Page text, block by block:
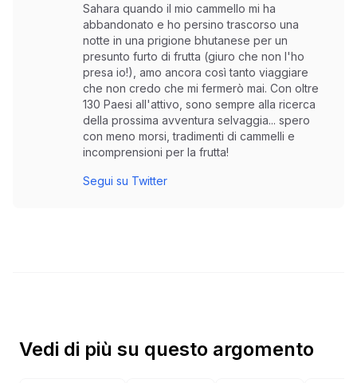
Sahara quando il mio cammello mi ha
abbandonato e ho persino trascorso una
notte in una prigione bhutanese per un
presunto furto di frutta (giuro che non l'ho
presa io!), amo ancora così tanto viaggiare
che non credo che mi fermerò mai. Con oltre
130 Paesi all'attivo, sono sempre alla ricerca
della prossima avventura selvaggia... spero
con meno morsi, tradimenti di cammelli e
incomprensioni per la frutta!
Segui su Twitter
Vedi di più su questo argomento